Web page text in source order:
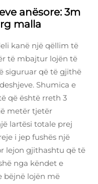
anësore: 3m
malla
kanë një qëllim të
të mbajtur lojën të
siguruar që të gjithë
Shumica e
që është rreth 3
metër tjetër
lartësi totale prej
i jep fushës një
lejon gjithashtu që të
nga këndet e
bëjnë lojën më